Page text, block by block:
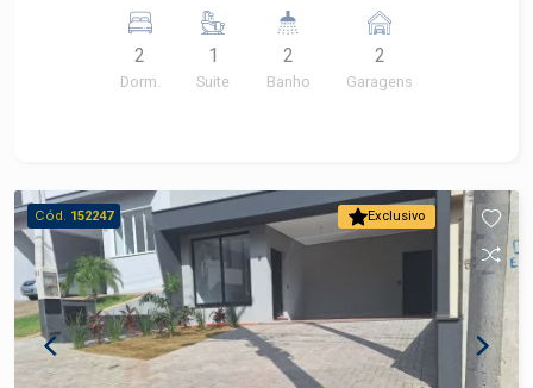
Banheiro social - Área gourmet para receber
amigos e família - Quintal amplo garantindo
praticidade e conforto
2
Dorm.
1
Suite
2
Banho
2
Garagens
Exclusivo
Cód. 152247